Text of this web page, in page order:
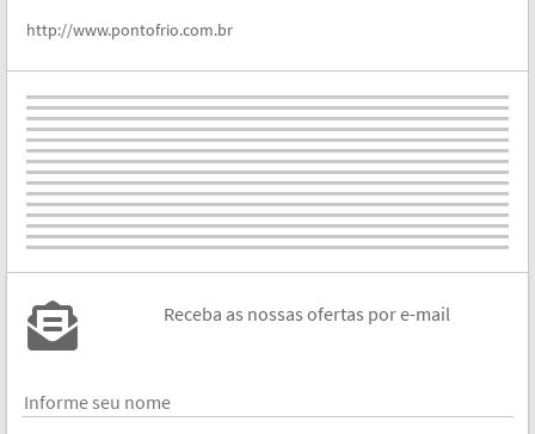
http://www.pontofrio.com.br
Receba as nossas ofertas por e-mail